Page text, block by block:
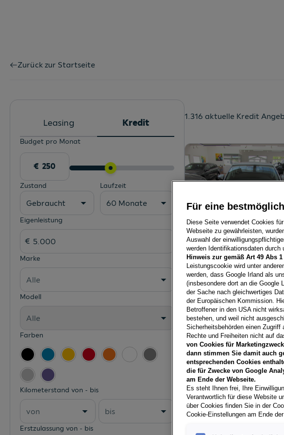
Zurück zur Startseite
Leasing Kredit
Budget pro Monat
Zustand
Gebraucht
Laufzeit
60 Monate
Eigenleistung
Marke
Alle
Modell
Alle
Farben
Kilometerstand von - bis
von bis
Erstzulassung von - bis
1.316 aktuelle Kredit
Für eine
Diese Seite verwendet Cookies
Webseite zu gewährleisten,
Auswahl der
werden Identifikationsdaten durch
Hinweis zur gemäß Art 49 Abs
Leistungscookie wird unter
werden, dass Google Irland als
(insbesondere dort an die Google
der Sache nach gleichwertiges
der Europäischen Kommission.
Betroffener in den USA nicht
bestehen, und weil nicht
Sicherheitsbehörden einen
Rechte und Freiheiten nicht auf
von Cookies für
dann stimmen Sie damit auch
entsprechenden Cookies
die für Zwecke von Google
am Ende der Webseite.
Es steht Ihnen frei, Ihre
Verantwortlich für diese Website
über Cookies finden Sie in der
Cookie-Einstellungen am Ende